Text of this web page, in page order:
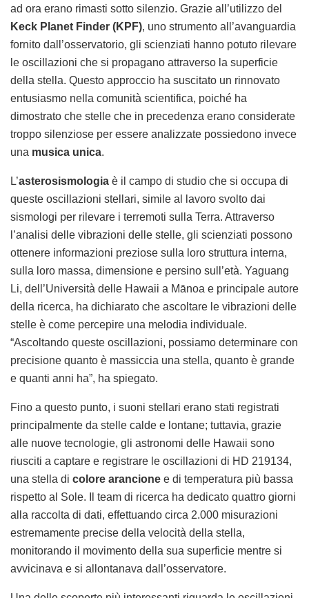
ad ora erano rimasti sotto silenzio. Grazie all’utilizzo del
Keck Planet Finder (KPF), uno strumento all’avanguardia
fornito dall’osservatorio, gli scienziati hanno potuto rilevare
le oscillazioni che si propagano attraverso la superficie
della stella. Questo approccio ha suscitato un rinnovato
entusiasmo nella comunità scientifica, poiché ha
dimostrato che stelle che in precedenza erano considerate
troppo silenziose per essere analizzate possiedono invece
una musica unica.
L’asterosismologia è il campo di studio che si occupa di
queste oscillazioni stellari, simile al lavoro svolto dai
sismologi per rilevare i terremoti sulla Terra. Attraverso
l’analisi delle vibrazioni delle stelle, gli scienziati possono
ottenere informazioni preziose sulla loro struttura interna,
sulla loro massa, dimensione e persino sull’età. Yaguang
Li, dell’Università delle Hawaii a Mānoa e principale autore
della ricerca, ha dichiarato che ascoltare le vibrazioni delle
stelle è come percepire una melodia individuale.
“Ascoltando queste oscillazioni, possiamo determinare con
precisione quanto è massiccia una stella, quanto è grande
e quanti anni ha”, ha spiegato.
Fino a questo punto, i suoni stellari erano stati registrati
principalmente da stelle calde e lontane; tuttavia, grazie
alle nuove tecnologie, gli astronomi delle Hawaii sono
riusciti a captare e registrare le oscillazioni di HD 219134,
una stella di colore arancione e di temperatura più bassa
rispetto al Sole. Il team di ricerca ha dedicato quattro giorni
alla raccolta di dati, effettuando circa 2.000 misurazioni
estremamente precise della velocità della stella,
monitorando il movimento della sua superficie mentre si
avvicinava e si allontanava dall’osservatore.